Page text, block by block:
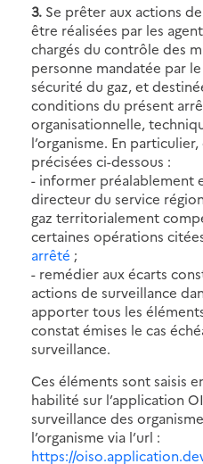
3. Se prêter aux actions
être réalisées par les
chargés du contrôle des
personne mandatée par
sécurité du gaz, et
conditions du présent
organisationnelle,
l’organisme. En
précisées ci-dessous :
- informer préalablement
directeur du service
gaz territorialement
certaines opérations
arrêté ;
- remédier aux écarts
actions de surveillance
apporter tous les
constat émises le cas
surveillance.
Ces éléments sont saisis
habilité sur l’application
surveillance des
l’organisme via l’url :
https://